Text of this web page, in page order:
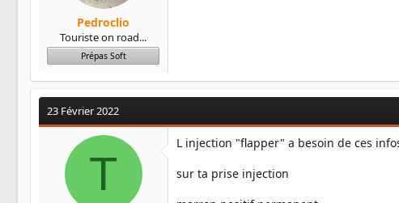
Pedroclio
Touriste on road...
Prépas Soft
23 Février 2022
T
L injection "flapper" a besoin de ces
sur ta prise injection